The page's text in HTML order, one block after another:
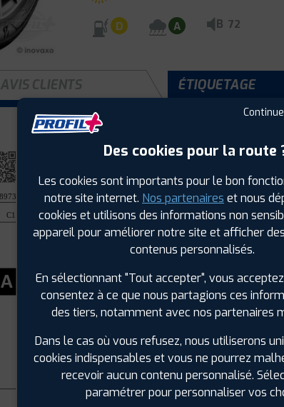
D A B 72
AVIS CLIENTS ÉTIQUETAGE
Été
Largeur :225
Hauteur :40
Diamètre :18
Charge :92
Bruit de roulement externe : 72
Résistance au roulement :
Adhérence sur sol mouillé : A
Code EAN :
Des cookies pour la route
Les cookies sont importants pour le bon
notre site internet. Nos partenaires et nous
cookies et utilisons des informations non
appareil pour améliorer notre site et afficher
contenus personnalisés.
En sélectionnant "Tout accepter", vous
consentez à ce que nous partagions ces
des tiers, notamment avec nos partenaires
Dans le cas où vous refusez, nous utiliserons
cookies indispensables et vous ne pourrez
recevoir aucun contenu personnalisé.
paramétrer pour personnaliser vos